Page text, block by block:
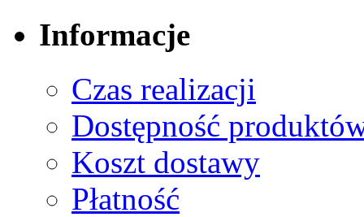
Informacje
Czas realizacji
Dostępność
Koszt dostawy
Płatność